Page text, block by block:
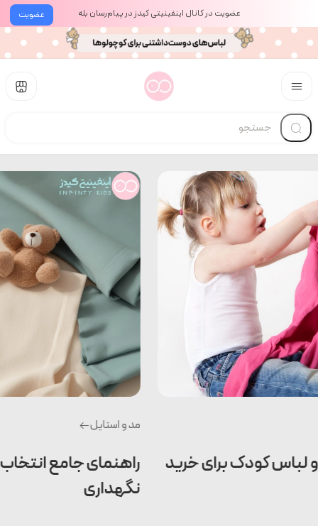
عضویت عضویت در کانال اینفینیتی کیدز در پیام‌رسان بله
راهنمای جامع انتخاب پارچه لباس نوزاد و نحوه